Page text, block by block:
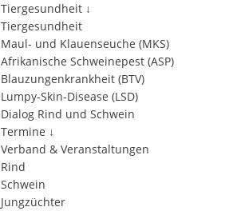
Tiergesundheit ↓
Tiergesundheit
Maul- und Klauenseuche (MKS)
Afrikanische Schweinepest (ASP)
Blauzungenkrankheit (BTV)
Lumpy-Skin-Disease (LSD)
Dialog Rind und Schwein
Termine ↓
Verband & Veranstaltungen
Rind
Schwein
Jungzüchter